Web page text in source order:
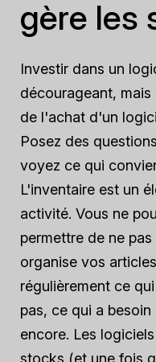
gère les
Investir dans un
décourageant,
de l'achat d'un
Posez des
voyez ce qui
L'inventaire est un
activité. Vous ne
permettre de ne
organise vos
régulièrement ce
pas, ce qui a
encore. Les
stocks (et une fois